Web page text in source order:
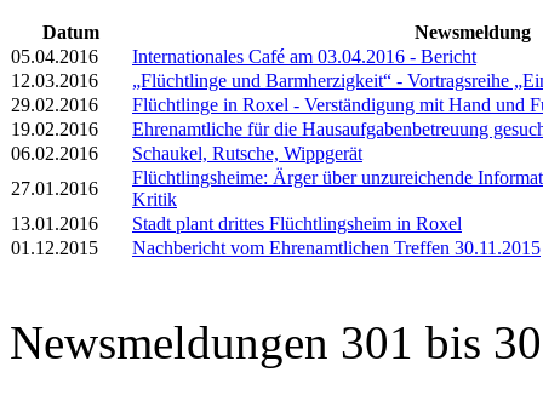
Datum
Newsmeldung
05.04.2016
Internationales Café am 03.04.2016 - Bericht
12.03.2016
„Flüchtlinge und Barmherzigkeit“ - Vortragsreihe
29.02.2016
Flüchtlinge in Roxel - Verständigung mit Hand und
19.02.2016
Ehrenamtliche für die Hausaufgabenbetreuung
06.02.2016
Schaukel, Rutsche, Wippgerät
27.01.2016
Flüchtlingsheime: Ärger über unzureichende
Kritik
13.01.2016
Stadt plant drittes Flüchtlingsheim in Roxel
01.12.2015
Nachbericht vom Ehrenamtlichen Treffen 30.11.2015
Newsmeldungen 301 bis